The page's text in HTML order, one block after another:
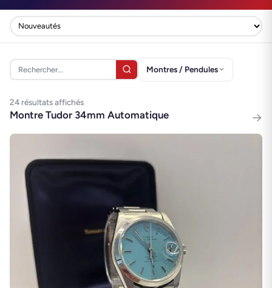
Montres / Pendules
24 résultats affichés
Montre Tudor 34mm Automatique →